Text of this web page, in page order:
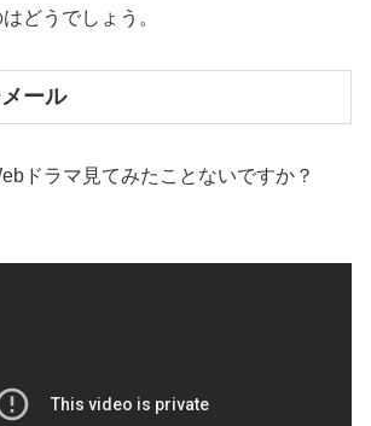
どうでしょう。
ール
ドラマ見てみたことないですか？